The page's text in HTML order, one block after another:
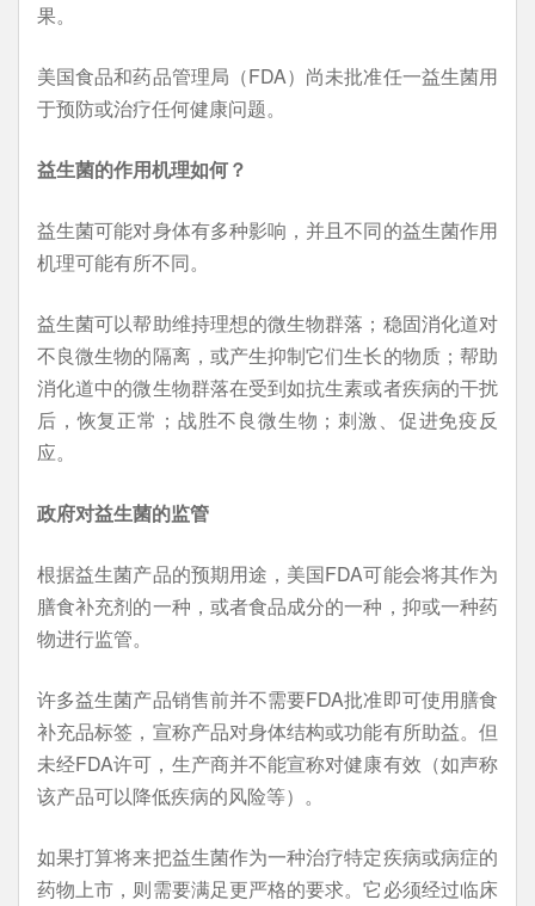
果。
美国食品和药品管理局（FDA）尚未批准任一益生菌用
于预防或治疗任何健康问题。
益生菌的作用机理如何？
益生菌可能对身体有多种影响，并且不同的益生菌作用
机理可能有所不同。
益生菌可以帮助维持理想的微生物群落；稳固消化道对
不良微生物的隔离，或产生抑制它们生长的物质；帮助
消化道中的微生物群落在受到如抗生素或者疾病的干扰
后，恢复正常；战胜不良微生物；刺激、促进免疫反
应。
政府对益生菌的监管
根据益生菌产品的预期用途，美国FDA可能会将其作为
膳食补充剂的一种，或者食品成分的一种，抑或一种药
物进行监管。
许多益生菌产品销售前并不需要FDA批准即可使用膳食
补充品标签，宣称产品对身体结构或功能有所助益。但
未经FDA许可，生产商并不能宣称对健康有效（如声称
该产品可以降低疾病的风险等）。
如果打算将来把益生菌作为一种治疗特定疾病或病症的
药物上市，则需要满足更严格的要求。它必须经过临床